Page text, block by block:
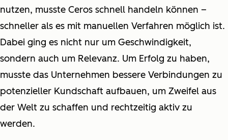
nutzen, musste Ceros schnell handeln können –
schneller als es mit manuellen Verfahren möglich ist.
Dabei ging es nicht nur um Geschwindigkeit,
sondern auch um Relevanz. Um Erfolg zu haben,
musste das Unternehmen bessere Verbindungen zu
potenzieller Kundschaft aufbauen, um Zweifel aus
der Welt zu schaffen und rechtzeitig aktiv zu
werden.